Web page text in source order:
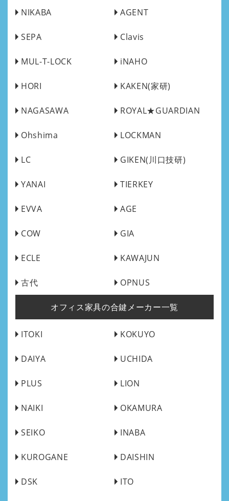
NIKABA AGENT
SEPA Clavis
MUL-T-LOCK iNAHO
HORI KAKEN(家研)
NAGASAWA ROYAL★GUARDIAN
Ohshima LOCKMAN
LC GIKEN(川口技研)
YANAI TIERKEY
EVVA AGE
COW GIA
ECLE KAWAJUN
古代 OPNUS
オフィス家具の合鍵メーカー一覧
ITOKI KOKUYO
DAIYA UCHIDA
PLUS LION
NAIKI OKAMURA
SEIKO INABA
KUROGANE DAISHIN
DSK ITO